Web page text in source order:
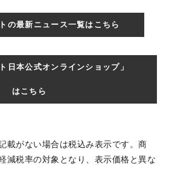
の最新ニュース一覧はこちら
日本公式オンラインショップ」
はこちら
載がない場合は税込み表示です。商
減税率の対象となり、表示価格と異な